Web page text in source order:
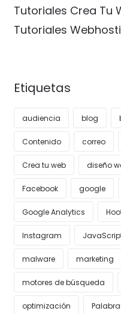
Tutoriales Crea Tu
Tutoriales
Etiquetas
audiencia blog
Contenido correo
Crea tu web diseño
Facebook google
Google Analytics
Instagram
malware marketing
motores de búsqueda
optimización